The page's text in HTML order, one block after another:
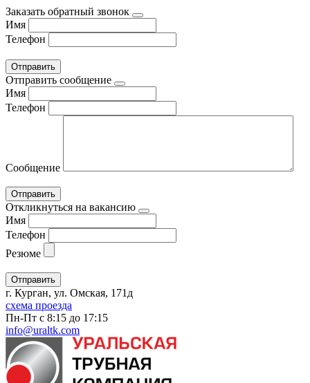
Заказать обратный звонок
Имя
Телефон
Отправить сообщение
Имя
Телефон
Сообщение
Откликнуться на вакансию
Имя
Телефон
Резюме
г. Курган, ул. Омская, 171д
схема проезда
Пн-Пт с 8:15 до 17:15
info@uraltk.com